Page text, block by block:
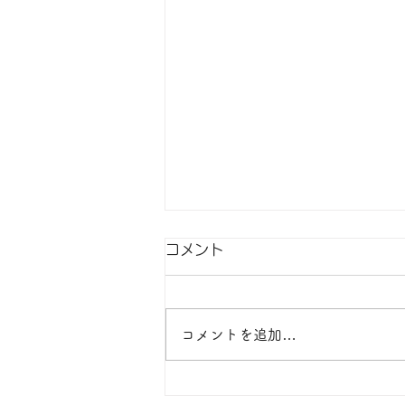
2026年4月及び5月の休校日
28日(火)～5月2日(土)は休校とさ
せて頂きます。
コメント
コメントを追加…